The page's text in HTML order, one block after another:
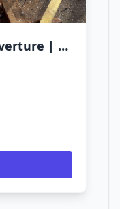
Gazeaux Michelet Couverture | Couvreur Asnières sur Seine